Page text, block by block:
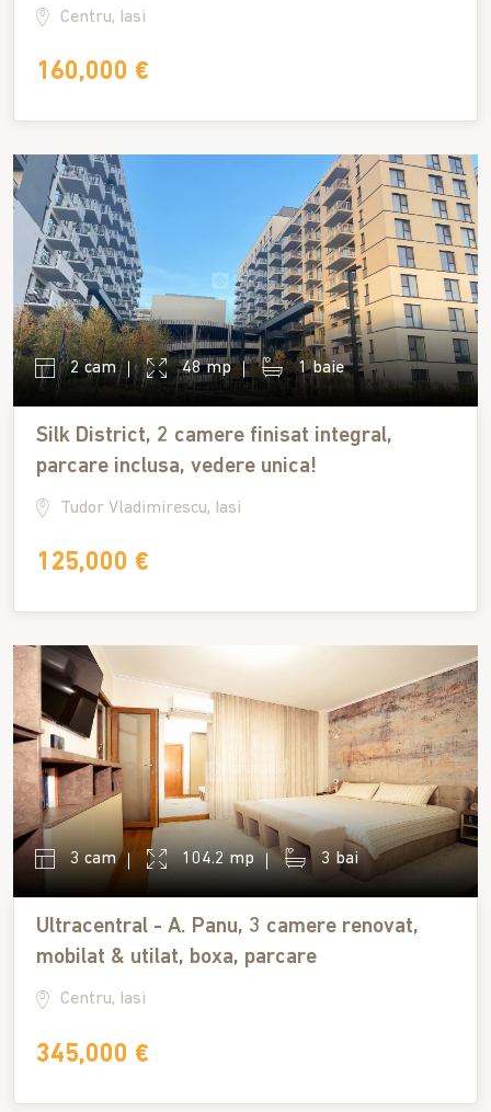
Centru, Iasi
160,000 €
2 cam 48 mp 1 baie
Silk District, 2 camere finisat integral,
parcare inclusa, vedere unica!
Tudor Vladimirescu, Iasi
125,000 €
3 cam 104.2 mp 3 bai
Ultracentral - A. Panu, 3 camere renovat,
mobilat & utilat, boxa, parcare
Centru, Iasi
345,000 €